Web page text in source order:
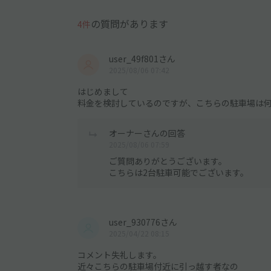
4件の質問があります
user_49f801さん
はじめまして
料金を検討しているのですが、こちらの駐車場は
オーナーさんの回答
ご質問ありがとうございます。
こちらは2台駐車可能でございます。
user_930776さん
コメント失礼します。
近々こちらの駐車場付近に引っ越す者なの